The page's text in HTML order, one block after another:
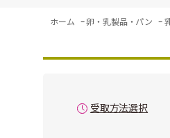
ホーム -卵・乳製品・パン -
受取方法選択